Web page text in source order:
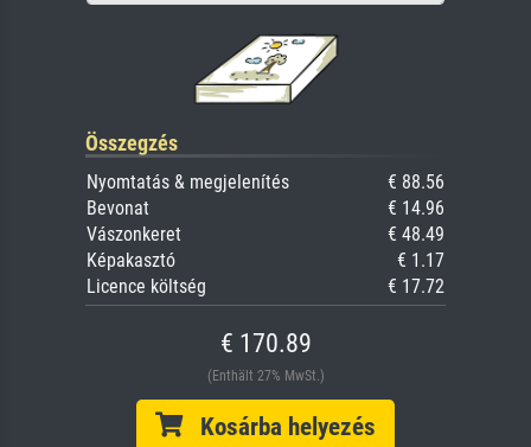
Összegzés
Nyomtatás & megjelenítés
€ 88.56
Bevonat
€ 14.96
Vászonkeret
€ 48.49
Képakasztó
€ 1.17
Licence költség
€ 17.72
€ 170.89
(Enthält 27% MwSt.)
Kosárba helyezés